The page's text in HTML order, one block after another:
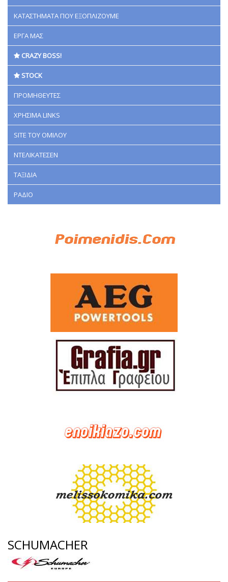
ΚΑΤΑΣΤΗΜΑΤΑ ΠΟΥ ΕΞΟΠΛΙΖΟΥΜΕ
ΕΡΓΑ ΜΑΣ
CRAZY BOSS!
STOCK
ΠΡΟΜΗΘΕΥΤΕΣ
ΧΡΗΣΙΜΑ LINKS
SITE ΤΟΥ ΟΜΙΛΟΥ
ΝΤΕΛΙΚΑΤΕΣΕΝ
ΤΑΞΙΔΙΑ
ΡΑΔΙΟ
SCHUMACHER